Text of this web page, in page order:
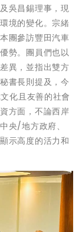
吳昌錫理事，現
境的變化。宗緒
團參訪豐田汽車
勢。團員們也以
異，並指出雙方
書長則提及，今
化且友善的社會
方面，不論西岸
央/地方政府、
示高度的活力和